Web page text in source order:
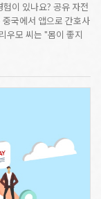
이 있나요? 공유 자전
국에서 앱으로 간호사
우모 씨는 "몸이 좋지